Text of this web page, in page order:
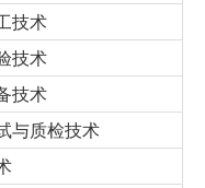
技术
技术
技术
与质检技术